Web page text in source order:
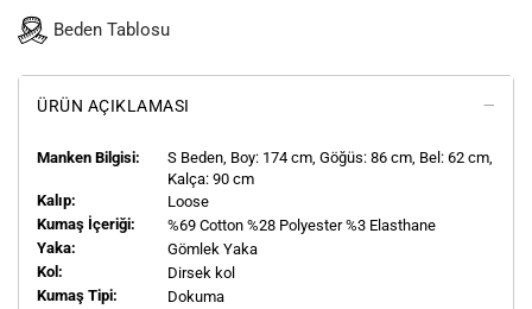
Beden Tablosu
ÜRÜN AÇIKLAMASI
Manken Bilgisi: S Beden, Boy: 174 cm, Göğüs: 86 cm, Bel: 62 cm,
Kalça: 90 cm
Kalıp:
Loose
Kumaş İçeriği:
%69 Cotton %28 Polyester %3 Elasthane
Yaka:
Gömlek Yaka
Kol:
Dirsek kol
Kumaş Tipi:
Dokuma